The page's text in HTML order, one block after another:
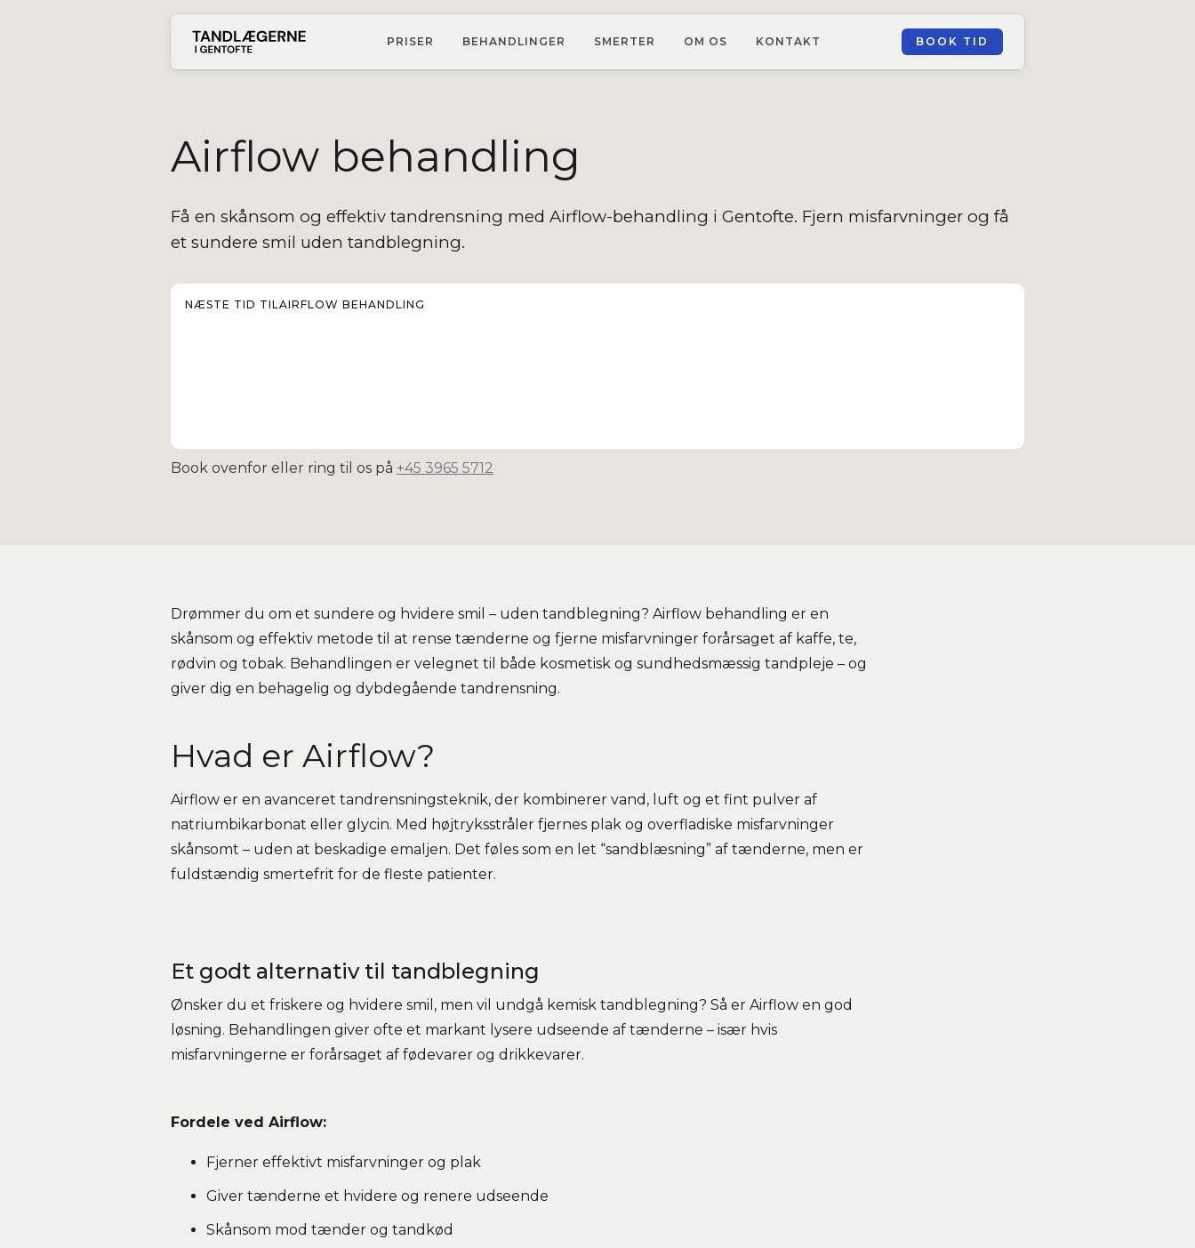
PRISER BEHANDLINGER SMERTER OM OS KONTAKT BOOK TID
Airflow behandling
Få en skånsom og effektiv tandrensning med Airflow-behandling i Gentofte. Fjern misfarvninger og få
et sundere smil uden tandblegning.
NÆSTE TID TILAIRFLOW BEHANDLING
Book ovenfor eller ring til os på +45 3965 5712
Drømmer du om et sundere og hvidere smil – uden tandblegning? Airflow behandling er en
skånsom og effektiv metode til at rense tænderne og fjerne misfarvninger forårsaget af kaffe, te,
rødvin og tobak. Behandlingen er velegnet til både kosmetisk og sundhedsmæssig tandpleje – og
giver dig en behagelig og dybdegående tandrensning.
Hvad er Airflow?
Airflow er en avanceret tandrensningsteknik, der kombinerer vand, luft og et fint pulver af
natriumbikarbonat eller glycin. Med højtryksstråler fjernes plak og overfladiske misfarvninger
skånsomt – uden at beskadige emaljen. Det føles som en let “sandblæsning” af tænderne, men er
fuldstændig smertefrit for de fleste patienter.
Et godt alternativ til tandblegning
Ønsker du et friskere og hvidere smil, men vil undgå kemisk tandblegning? Så er Airflow en god
løsning. Behandlingen giver ofte et markant lysere udseende af tænderne – især hvis
misfarvningerne er forårsaget af fødevarer og drikkevarer.
Fordele ved Airflow:
Fjerner effektivt misfarvninger og plak
Giver tænderne et hvidere og renere udseende
Skånsom mod tænder og tandkød